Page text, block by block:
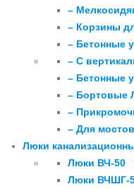
–
– Корзины
– Бетонные
– С
– Бетонные
– Бортовые
–
– Для
Люки
Люки ВЧ-50
Люки ВЧШГ-